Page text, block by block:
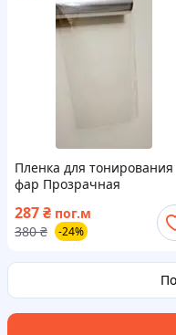
Пленка для тонирования
фар Прозрачная
Антигравийная Guard
на 1 м
287₴ пог.м
380 ₴ -24%